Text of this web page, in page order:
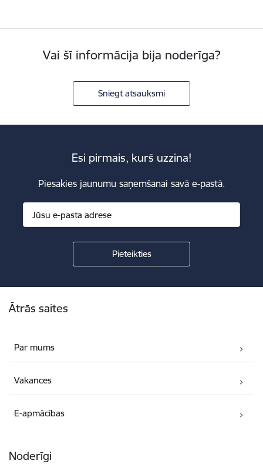
Vai šī informācija bija noderīga?
Sniegt atsauksmi
Esi pirmais, kurš uzzina!
Piesakies jaunumu saņemšanai savā e-pastā.
Ātrās saites
Par mums
Vakances
E-apmācības
Noderīgi